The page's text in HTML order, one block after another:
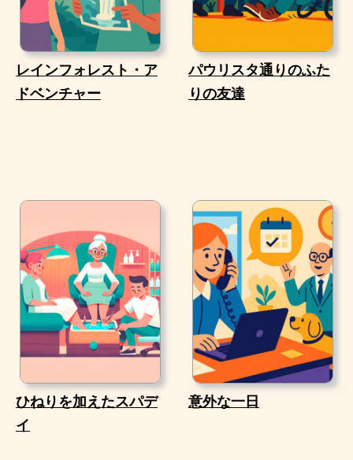
レインフォレスト・ア
ドベンチャー
パウリスタ通りのふた
りの友達
ひねりを加えたスパデ
イ
意外な一日